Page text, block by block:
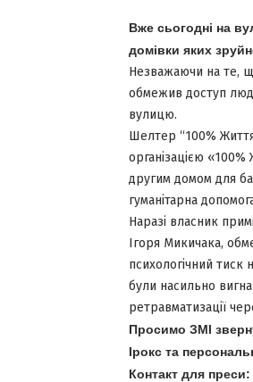
Вже сьогодні на
домівки яких
Незважаючи на те,
обмежив доступ
вулицю.
Шелтер “100%
організацією
другим домом для
гуманітарна
Наразі власник
Ігоря Микичака,
психологічний
були насильно
ретравматизації
Просимо ЗМІ
Ірокс та
Контакт для преси: